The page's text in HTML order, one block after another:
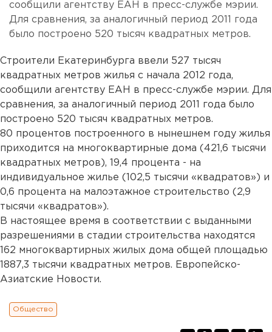
сообщили агентству ЕАН в пресс-службе мэрии.
Для сравнения, за аналогичный период 2011 года
было построено 520 тысяч квадратных метров.
Строители Екатеринбурга ввели 527 тысяч
квадратных метров жилья с начала 2012 года,
сообщили агентству ЕАН в пресс-службе мэрии. Для
сравнения, за аналогичный период 2011 года было
построено 520 тысяч квадратных метров.
80 процентов построенного в нынешнем году жилья
приходится на многоквартирные дома (421,6 тысячи
квадратных метров), 19,4 процента - на
индивидуальное жилье (102,5 тысячи «квадратов») и
0,6 процента на малоэтажное строительство (2,9
тысячи «квадратов»).
В настоящее время в соответствии с выданными
разрешениями в стадии строительства находятся
162 многоквартирных жилых дома общей площадью
1887,3 тысячи квадратных метров. Европейско-
Азиатские Новости.
Общество